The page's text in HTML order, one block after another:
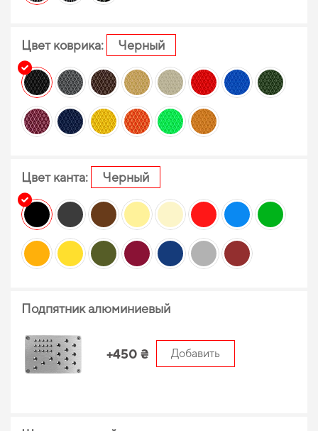
Цвет коврика: Черный
Цвет канта: Черный
Подпятник алюминиевый
+450 ₴ Добавить